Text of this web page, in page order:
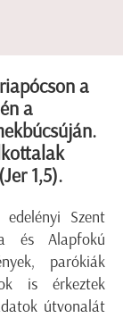
a
a
1,5).
Szent
és Alapfokú
parókiák
is érkeztek
útvonalát